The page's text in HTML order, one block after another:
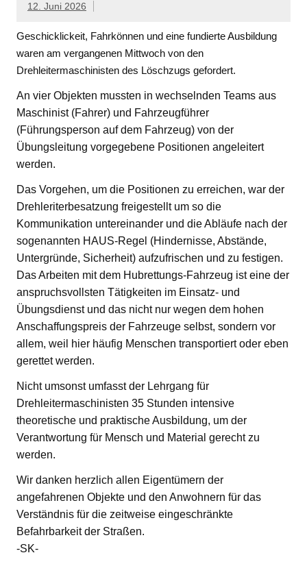
12. Juni 2026
Geschicklickeit, Fahrkönnen und eine fundierte Ausbildung
waren am vergangenen Mittwoch von den
Drehleitermaschinisten des Löschzugs gefordert.
An vier Objekten mussten in wechselnden Teams aus
Maschinist (Fahrer) und Fahrzeugführer
(Führungsperson auf dem Fahrzeug) von der
Übungsleitung vorgegebene Positionen angeleitert
werden.
Das Vorgehen, um die Positionen zu erreichen, war der
Drehleriterbesatzung freigestellt um so die
Kommunikation untereinander und die Abläufe nach der
sogenannten HAUS-Regel (Hindernisse, Abstände,
Untergründe, Sicherheit) aufzufrischen und zu festigen.
Das Arbeiten mit dem Hubrettungs-Fahrzeug ist eine der
anspruchsvollsten Tätigkeiten im Einsatz- und
Übungsdienst und das nicht nur wegen dem hohen
Anschaffungspreis der Fahrzeuge selbst, sondern vor
allem, weil hier häufig Menschen transportiert oder eben
gerettet werden.
Nicht umsonst umfasst der Lehrgang für
Drehleitermaschinisten 35 Stunden intensive
theoretische und praktische Ausbildung, um der
Verantwortung für Mensch und Material gerecht zu
werden.
Wir danken herzlich allen Eigentümern der
angefahrenen Objekte und den Anwohnern für das
Verständnis für die zeitweise eingeschränkte
Befahrbarkeit der Straßen.
-SK-